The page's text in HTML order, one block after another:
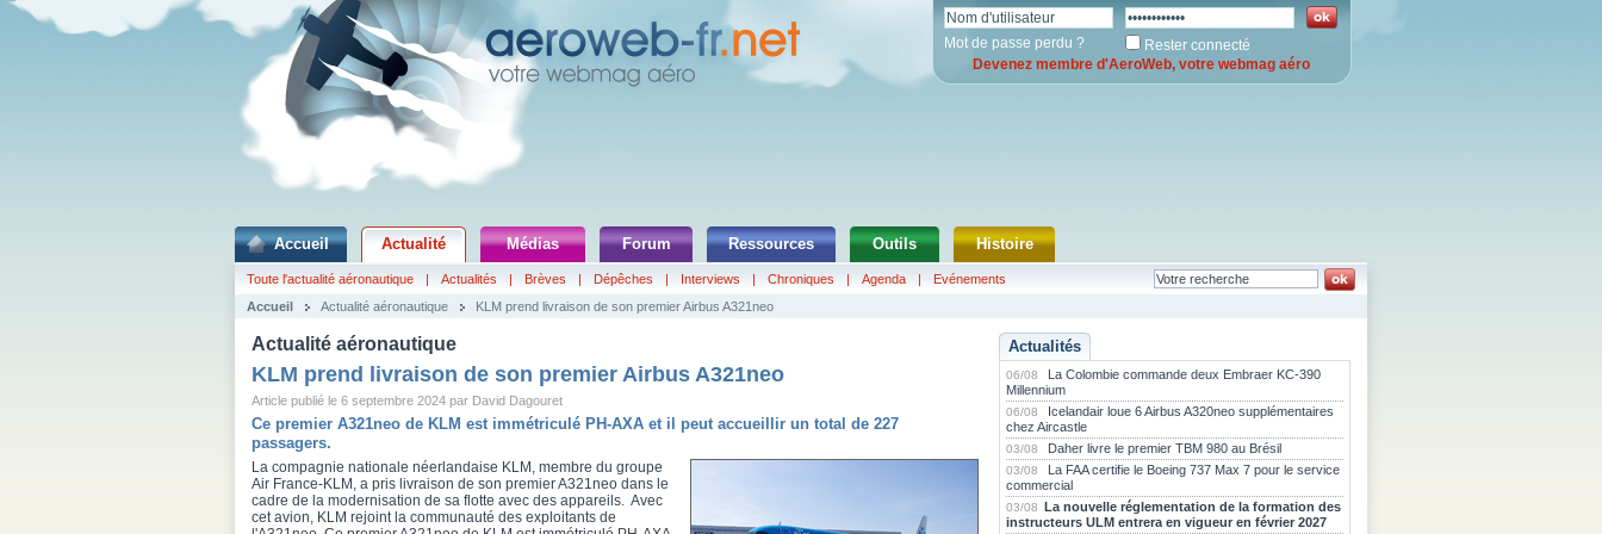
Mot de passe perdu ?
Rester connecté
Devenez membre d'AeroWeb, votre webmag aéro
Accueil Actualité Médias Forum Ressources Outils Histoire
Toute l'actualité aéronautique | Actualités | Brèves | Dépêches | Interviews | Chroniques | Agenda |
Evénements
Accueil
Actualité aéronautique KLM prend livraison de son premier Airbus A321neo
Actualité aéronautique
KLM prend livraison de son premier Airbus A321neo
Article publié le 6 septembre 2024 par David Dagouret
Ce premier A321neo de KLM est immétriculé PH-AXA et il peut accueillir un total de 227
passagers.
La compagnie nationale néerlandaise KLM, membre du groupe
Air France-KLM, a pris livraison de son premier A321neo dans le
cadre de la modernisation de sa flotte avec des appareils. Avec
cet avion, KLM rejoint la communauté des exploitants de
Actualités
06/08
La Colombie commande deux Embraer KC-390
Millennium
06/08
Icelandair loue 6 Airbus A320neo supplémentaires
chez Aircastle
03/08 Daher livre le premier TBM 980 au Brésil
03/08
La FAA certifie le Boeing 737 Max 7 pour le service
commercial
03/08 La nouvelle réglementation de la formation des
instructeurs ULM entrera en vigueur en février 2027